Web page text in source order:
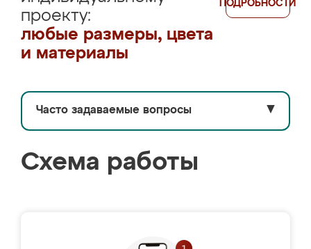
проекту:
любые размеры, цвета
и материалы
ПОДРОБНОСТИ
Часто задаваемые вопросы ▼
Схема работы